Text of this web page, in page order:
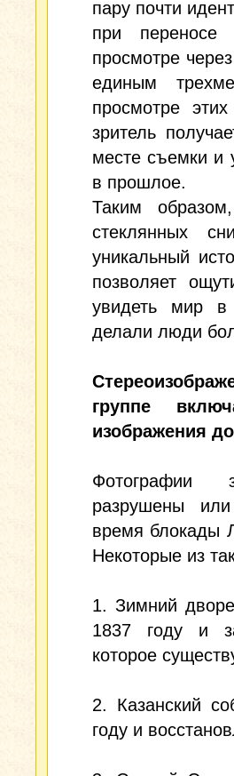
пару почти
при
просмотре
единым
просмотре
зритель
месте съемки и
в прошлое.
Таким
стеклянных
уникальный
позволяет
увидеть мир в
делали люди
группе
изображения
Фотографии
разрушены
время блокады
Некоторые из
1. Зимний
1837 году и
которое
2. Казанский
году и